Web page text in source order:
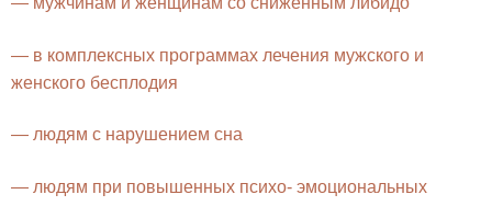
— в комплексных программах лечения мужского и
женского бесплодия
— людям с нарушением сна
— людям при повышенных психо- эмоциональных